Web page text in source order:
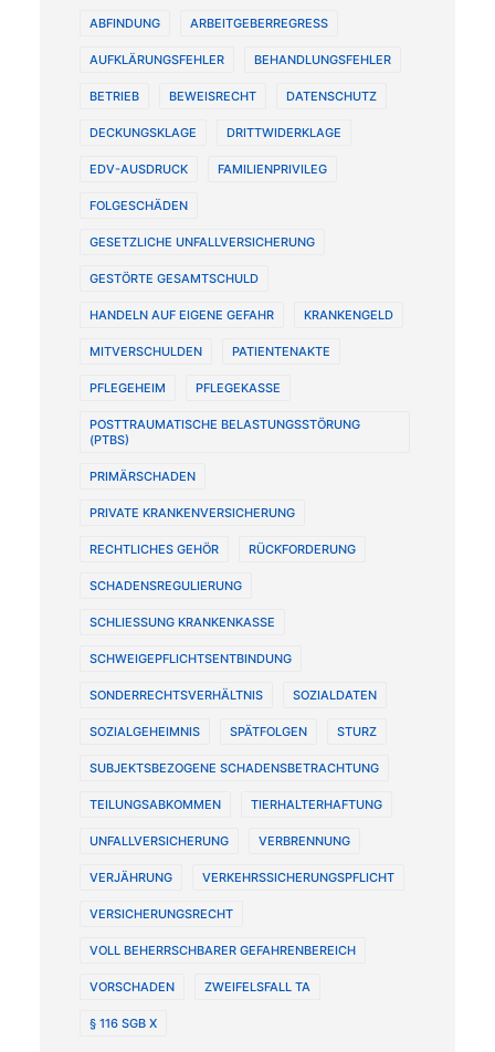
ABFINDUNG ARBEITGEBERREGRESS
AUFKLÄRUNGSFEHLER BEHANDLUNGSFEHLER
BETRIEB BEWEISRECHT DATENSCHUTZ
DECKUNGSKLAGE DRITTWIDERKLAGE
EDV-AUSDRUCK FAMILIENPRIVILEG
FOLGESCHÄDEN
GESETZLICHE UNFALLVERSICHERUNG
GESTÖRTE GESAMTSCHULD
HANDELN AUF EIGENE GEFAHR KRANKENGELD
MITVERSCHULDEN PATIENTENAKTE
PFLEGEHEIM PFLEGEKASSE
POSTTRAUMATISCHE BELASTUNGSSTÖRUNG
(PTBS)
PRIMÄRSCHADEN
PRIVATE KRANKENVERSICHERUNG
RECHTLICHES GEHÖR RÜCKFORDERUNG
SCHADENSREGULIERUNG
SCHLIESSUNG KRANKENKASSE
SCHWEIGEPFLICHTSENTBINDUNG
SONDERRECHTSVERHÄLTNIS SOZIALDATEN
SOZIALGEHEIMNIS SPÄTFOLGEN STURZ
SUBJEKTSBEZOGENE SCHADENSBETRACHTUNG
TEILUNGSABKOMMEN TIERHALTERHAFTUNG
UNFALLVERSICHERUNG VERBRENNUNG
VERJÄHRUNG VERKEHRSSICHERUNGSPFLICHT
VERSICHERUNGSRECHT
VOLL BEHERRSCHBARER GEFAHRENBEREICH
VORSCHADEN ZWEIFELSFALL TA
§ 116 SGB X